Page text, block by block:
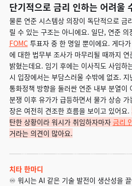
단기적으로 금리 인하는 어려울
물론 연준 시스템상 의장이 독단적으로 금
릴 수 있는 구조는 아니에요. 일단, 연준
FOMC투표자 중 한 명일 뿐이에요. 게다
에 대한 법무부 조사가 마무리될 때까지
밝혔는데요. 임기 후에는 이사직도 사임하
시 입장에서는 부담스러울 수밖에 없죠. 지
통화정책 방향을 둘러싼 연준 내부 분열이
분쟁 이후 유가가 급등하면서 물가 상승
장은 여전히 견조한 흐름을 보이고 있어요.
탄한 상황이라 워시가 취임하자마자 금리
거라는 의견이 많아요.
치타 한마디
♾️ 워시는 AI 같은 기술 발전이 생산성을